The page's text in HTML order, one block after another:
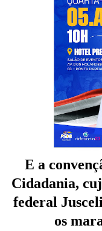
E a
Cidadania,
federal
os